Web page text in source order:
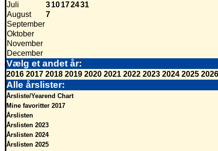
Juli
310172431
August
7
September
Oktober
November
December
Vælg et andet år:
2016 2017 2018 2019 2020 2021 2022 2023 2024 2025 2026
Alle årslister:
Årsliste/Yearend Chart
Mine favoritter 2017
Årslisten
Årslisten 2023
Årslisten 2024
Årslisten 2025